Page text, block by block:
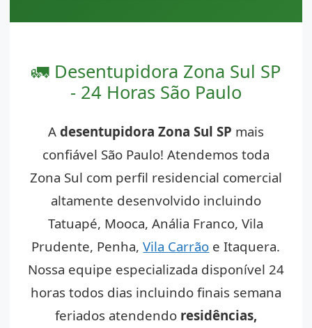
🚛 Desentupidora Zona Sul SP
- 24 Horas São Paulo
A desentupidora Zona Sul SP mais
confiável São Paulo! Atendemos toda
Zona Sul com perfil residencial comercial
altamente desenvolvido incluindo
Tatuapé, Mooca, Anália Franco, Vila
Prudente, Penha,Vila Carrão e Itaquera.
Nossa equipe especializada disponível 24
horas todos dias incluindo finais semana
feriados atendendo residências,